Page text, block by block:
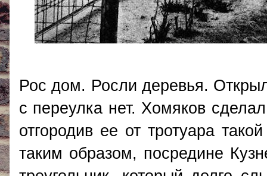
Рос дом. Росли деревья.
с переулка нет. Хомяков
отгородив ее от тротуара
таким образом, посредине